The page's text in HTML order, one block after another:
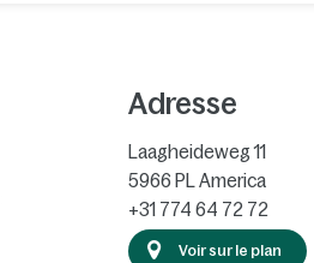
Adresse
Laagheideweg 11
5966 PL America
+31 774 64 72 72
Voir sur le plan